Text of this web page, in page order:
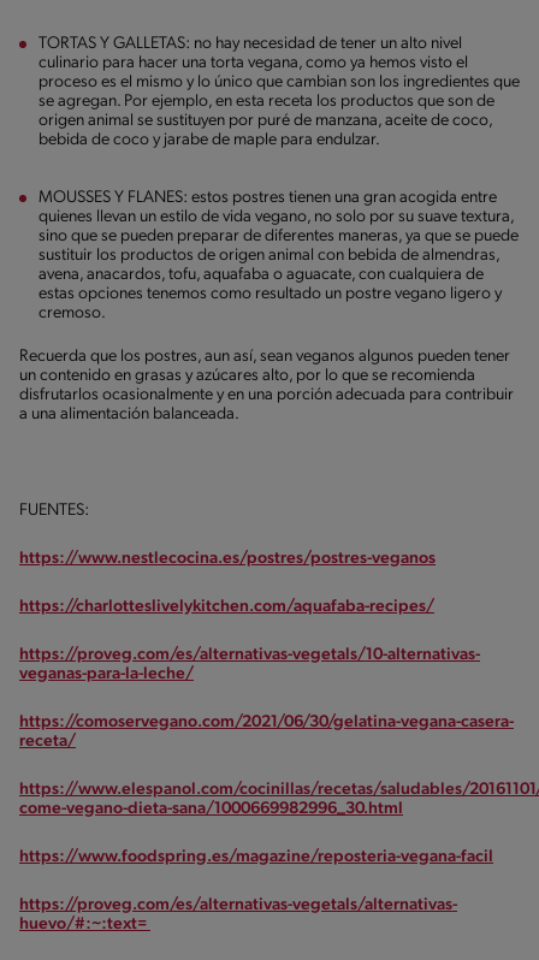
TORTAS Y GALLETAS: no hay necesidad de tener un alto nivel
culinario para hacer una torta vegana, como ya hemos visto el
proceso es el mismo y lo único que cambian son los ingredientes que
se agregan. Por ejemplo, en esta receta los productos que son de
origen animal se sustituyen por puré de manzana, aceite de coco,
bebida de coco y jarabe de maple para endulzar.
MOUSSES Y FLANES: estos postres tienen una gran acogida entre
quienes llevan un estilo de vida vegano, no solo por su suave textura,
sino que se pueden preparar de diferentes maneras, ya que se puede
sustituir los productos de origen animal con bebida de almendras,
avena, anacardos, tofu, aquafaba o aguacate, con cualquiera de
estas opciones tenemos como resultado un postre vegano ligero y
cremoso.
Recuerda que los postres, aun así, sean veganos algunos pueden tener
un contenido en grasas y azúcares alto, por lo que se recomienda
disfrutarlos ocasionalmente y en una porción adecuada para contribuir
a una alimentación balanceada.
FUENTES:
https://www.nestlecocina.es/postres/postres-veganos
https://charlotteslivelykitchen.com/aquafaba-recipes/
https://proveg.com/es/alternativas-vegetals/10-alternativas-
veganas-para-la-leche/
https://comoservegano.com/2021/06/30/gelatina-vegana-casera-
receta/
https://www.elespanol.com/cocinillas/recetas/saludables/
come-vegano-dieta-sana/1000669982996_30.html
https://www.foodspring.es/magazine/reposteria-vegana-facil
https://proveg.com/es/alternativas-vegetals/alternativas-
huevo/#:~:text=